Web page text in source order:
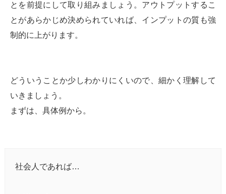
とを前提にして取り組みましょう。アウトプットするこ
とがあらかじめ決められていれば、インプットの質も強
制的に上がります。
どういうことか少しわかりにくいので、細かく理解して
いきましょう。
まずは、具体例から。
社会人であれば…